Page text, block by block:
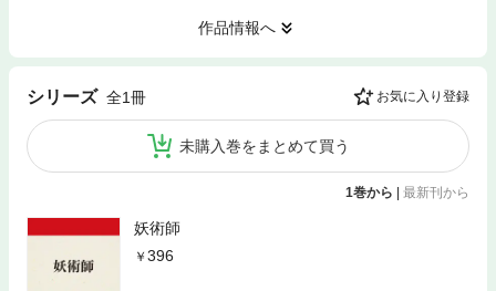
作品情報へ
シリーズ 全1冊 お気に入り登録
未購入巻をまとめて買う
1巻から | 最新刊から
妖術師
396